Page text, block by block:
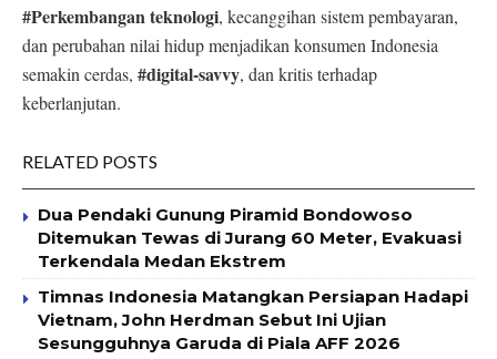
#Perkembangan teknologi, kecanggihan sistem pembayaran,
dan perubahan nilai hidup menjadikan konsumen Indonesia
semakin cerdas, #digital-savvy, dan kritis terhadap
keberlanjutan.
RELATED POSTS
Dua Pendaki Gunung Piramid Bondowoso
Ditemukan Tewas di Jurang 60 Meter, Evakuasi
Terkendala Medan Ekstrem
Timnas Indonesia Matangkan Persiapan Hadapi
Vietnam, John Herdman Sebut Ini Ujian
Sesungguhnya Garuda di Piala AFF 2026